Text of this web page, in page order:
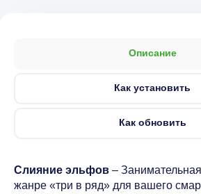
Описание
Как установить
Как обновить
Слияние эльфов –
жанре «три в ряд» для вашего